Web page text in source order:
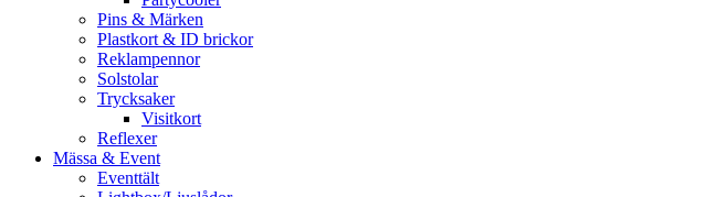
Pins & Märken
Plastkort & ID brickor
Reklampennor
Solstolar
Trycksaker
Visitkort
Reflexer
Mässa & Event
Eventtält